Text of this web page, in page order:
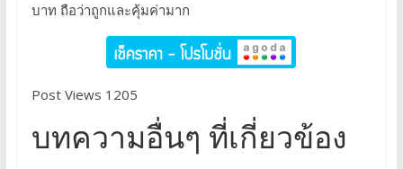
บาท ถือว่าถูกและคุ้มค่ามาก
Post Views 1205
บทความอื่นๆ ที่เกี่ยวข้อง